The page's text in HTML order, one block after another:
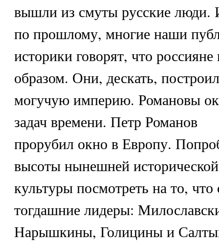
вышли из смуты русские люди.
по прошлому, многие наши
историки говорят, что
образом. Они, дескать,
могучую империю. Романовы
задач времени. Петр Романов
прорубил окно в Европу.
высоты нынешней исторической
культуры посмотреть на то, что
тогдашние лидеры:
Нарышкины, Голицины и